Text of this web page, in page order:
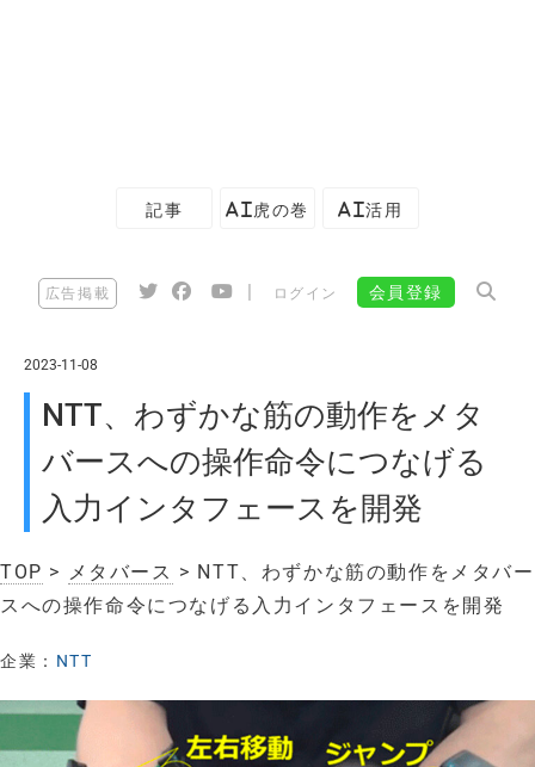
記事 AI虎の巻 AI活用
広告掲載 ログイン 会員登録
2023-11-08
NTT、わずかな筋の動作をメタ
バースへの操作命令につなげる
入力インタフェースを開発
TOP > メタバース > NTT、わずかな筋の動作をメタバー
スへの操作命令につなげる入力インタフェースを開発
企業： NTT